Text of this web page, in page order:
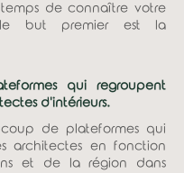
de connaître votre
but premier est la
qui regroupent
d'intérieurs.
de plateformes qui
architectes en fonction
et de la région dans